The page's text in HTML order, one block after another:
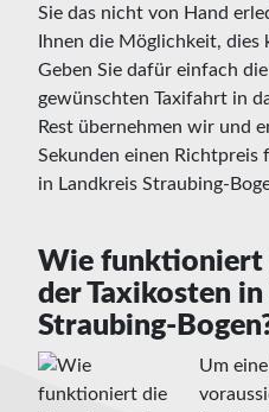
Sie das nicht von Hand
Ihnen die Möglichkeit, dies
Geben Sie dafür einfach
gewünschten Taxifahrt in
Rest übernehmen wir und
Sekunden einen
in Landkreis Straubing-
Wie funktioniert
der Taxikosten
Straubing-
Um